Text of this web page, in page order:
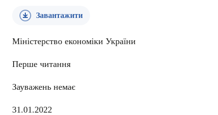
Завантажити
Міністерство економіки України
Перше читання
Зауважень немає
31.01.2022